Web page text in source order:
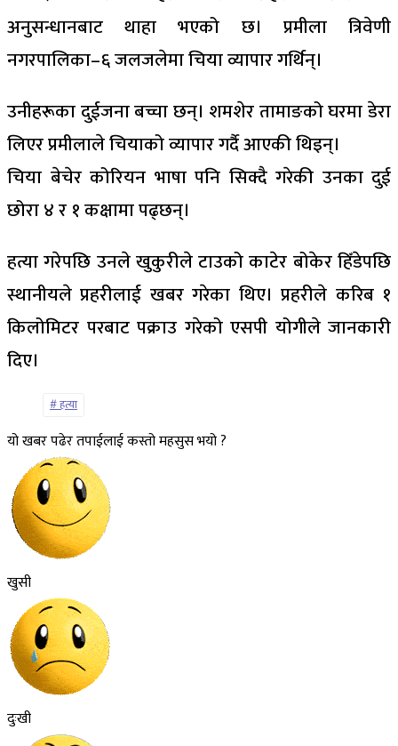
अनुसन्धानबाट थाहा भएको छ। प्रमीला त्रिवेणी
नगरपालिका–६ जलजलेमा चिया व्यापार गर्थिन्।
उनीहरूका दुईजना बच्चा छन्। शमशेर तामाङको घरमा डेरा
लिएर प्रमीलाले चियाको व्यापार गर्दै आएकी थिइन्।
चिया बेचेर कोरियन भाषा पनि सिक्दै गरेकी उनका दुई
छोरा ४ र १ कक्षामा पढ्छन्।
हत्या गरेपछि उनले खुकुरीले टाउको काटेर बोकेर हिँडेपछि
स्थानीयले प्रहरीलाई खबर गरेका थिए। प्रहरीले करिब १
किलोमिटर परबाट पक्राउ गरेको एसपी योगीले जानकारी
दिए।
हत्या
यो खबर पढेर तपाईलाई कस्तो महसुस भयो ?
खुसी
दुःखी